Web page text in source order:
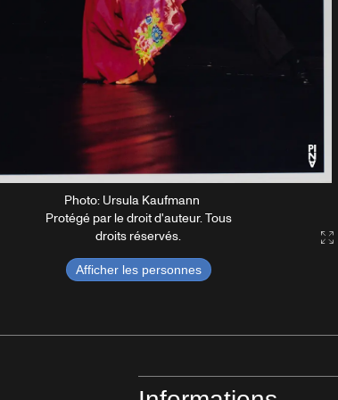
Photo: Ursula Kaufmann
Protégé par le droit d'auteur. Tous
droits réservés.
Afficher les personnes